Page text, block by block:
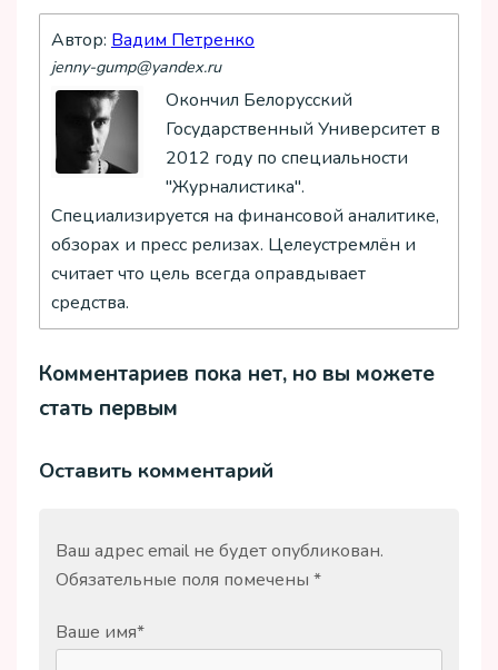
Автор: Вадим Петренко
jenny-gump@yandex.ru
Окончил Белорусский
Государственный Университет в
2012 году по специальности
"Журналистика".
Специализируется на финансовой аналитике,
обзорах и пресс релизах. Целеустремлён и
считает что цель всегда оправдывает
средства.
Комментариев пока нет, но вы можете
стать первым
Оставить комментарий
Ваш адрес email не будет опубликован.
Обязательные поля помечены *
Ваше имя*